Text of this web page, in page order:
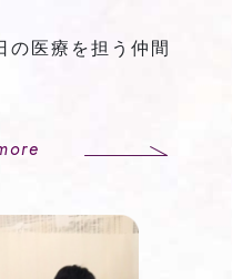
の医療を担う仲間